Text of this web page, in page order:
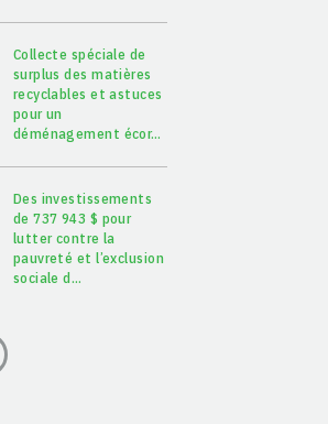
Collecte spéciale de
surplus des matières
recyclables et astuces
pour un
déménagement écor…
Des investissements
de 737 943 $ pour
lutter contre la
pauvreté et l’exclusion
sociale d…